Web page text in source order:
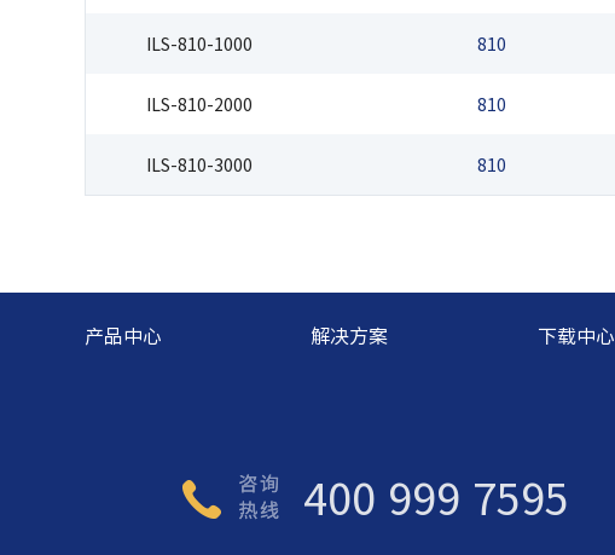
ILS-810-1000 810
ILS-810-2000 810
ILS-810-3000 810
产品中心 解决方案 下载中心
400 999 7595